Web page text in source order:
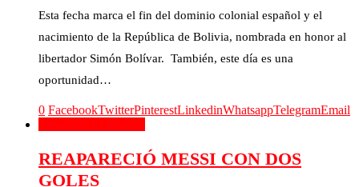
Esta fecha marca el fin del dominio colonial español y el
nacimiento de la República de Bolivia, nombrada en honor al
libertador Simón Bolívar. También, este día es una
oportunidad…
0 FacebookTwitterPinterestLinkedinWhatsappTelegramEmail
REAPARECIÓ MESSI CON DOS
GOLES